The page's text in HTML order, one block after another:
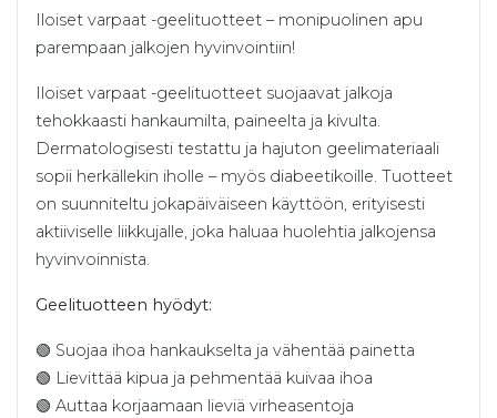
Iloiset varpaat -geelituotteet – monipuolinen apu
parempaan jalkojen hyvinvointiin!
Iloiset varpaat -geelituotteet suojaavat jalkoja
tehokkaasti hankaumilta, paineelta ja kivulta.
Dermatologisesti testattu ja hajuton geelimateriaali
sopii herkällekin iholle – myös diabeetikoille. Tuotteet
on suunniteltu jokapäiväiseen käyttöön, erityisesti
aktiiviselle liikkujalle, joka haluaa huolehtia jalkojensa
hyvinvoinnista.
Geelituotteen hyödyt:
🟢 Suojaa ihoa hankaukselta ja vähentää painetta
🟢 Lievittää kipua ja pehmentää kuivaa ihoa
🟢 Auttaa korjaamaan lieviä virheasentoja